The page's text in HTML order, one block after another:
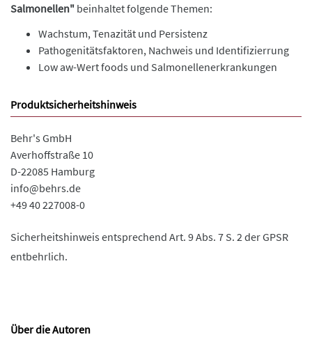
Salmonellen" beinhaltet folgende Themen:
Wachstum, Tenazität und Persistenz
Pathogenitätsfaktoren, Nachweis und Identifizierrung
Low aw-Wert foods und Salmonellenerkrankungen
Produktsicherheitshinweis
Behr's GmbH
Averhoffstraße 10
D-22085 Hamburg
info@behrs.de
+49 40 227008-0
Sicherheitshinweis entsprechend Art. 9 Abs. 7 S. 2 der GPSR
entbehrlich.
Über die Autoren